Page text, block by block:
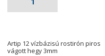
Artip 12 vízbázisú rostirón piros
vágott hegy 3mm